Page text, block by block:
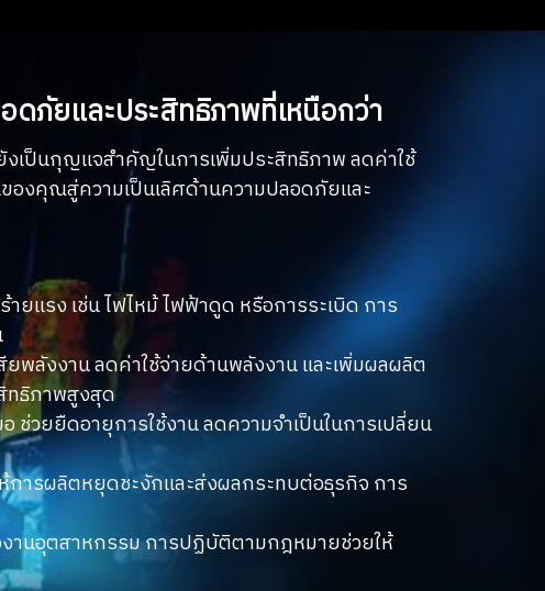
ภัยและประสิทธิภาพที่เหนือกว่า
เป็นกุญแจสำคัญในการเพิ่มประสิทธิภาพ ลดค่าใช้
องคุณสู่ความเป็นเลิศด้านความปลอดภัยและ
แรง เช่น ไฟไหม้ ไฟฟ้าดูด หรือการระเบิด การ
ลังงาน ลดค่าใช้จ่ายด้านพลังงาน และเพิ่มผลผลิต
ทธิภาพสูงสุด
วยยืดอายุการใช้งาน ลดความจำเป็นในการเปลี่ยน
ารผลิตหยุดชะงักและส่งผลกระทบต่อธุรกิจ การ
านอุตสาหกรรม การปฏิบัติตามกฎหมายช่วยให้